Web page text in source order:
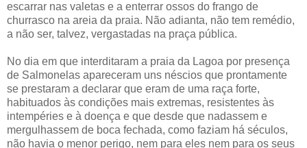
escarrar nas valetas e a enterrar ossos do frango de
churrasco na areia da praia. Não adianta, não tem remédio,
a não ser, talvez, vergastadas na praça pública.
No dia em que interditaram a praia da Lagoa por presença
de Salmonelas apareceram uns néscios que prontamente
se prestaram a declarar que eram de uma raça forte,
habituados às condições mais extremas, resistentes às
intempéries e à doença e que desde que nadassem e
mergulhassem de boca fechada, como faziam há séculos,
não havia o menor perigo, nem para eles nem para os seus